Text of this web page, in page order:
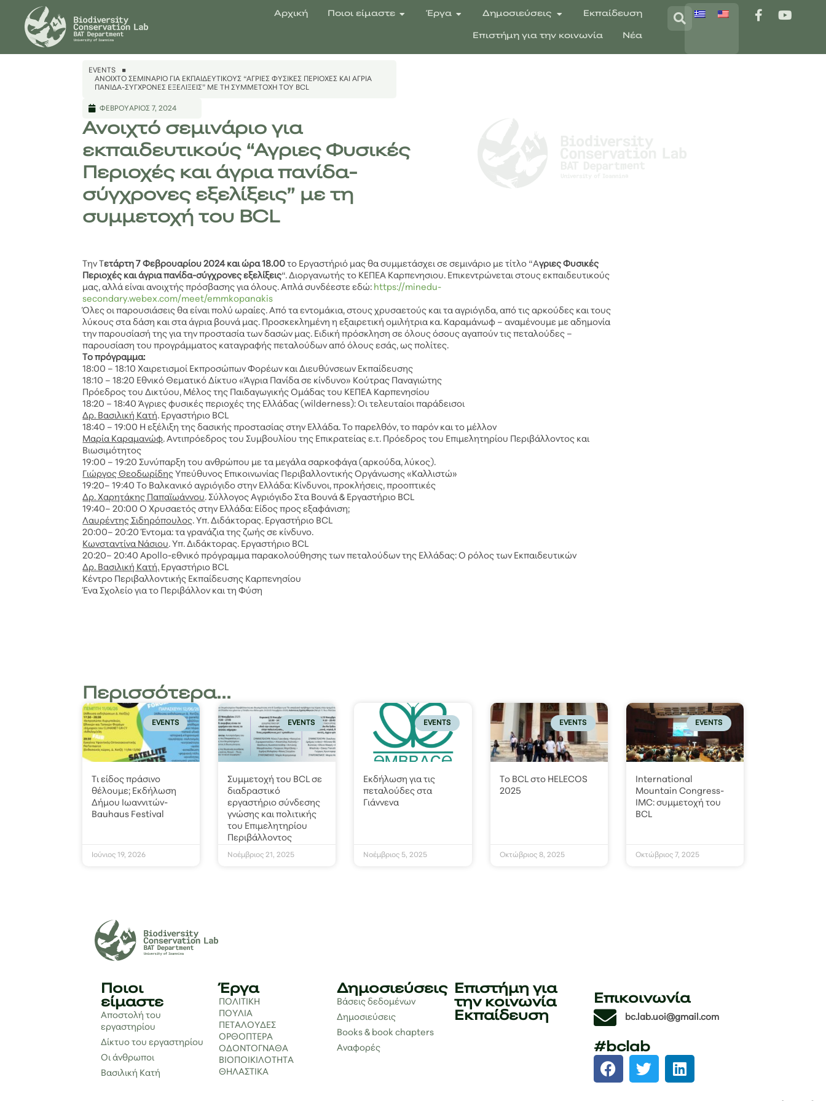
Αρχική Ποιοι είμαστε Έργα Δημοσιεύσεις Εκπαίδευση
Επιστήμη για την κοινωνία Νέα
EVENTS
ΑΝΟΙΧΤΌ ΣΕΜΙΝΆΡΙΟ ΓΙΑ ΕΚΠΑΙΔΕΥΤΙΚΟΎΣ “ΑΓΡΙΕΣ ΦΥΣΙΚΈΣ ΠΕΡΙΟΧΈΣ ΚΑΙ ΆΓΡΙΑ
ΠΑΝΊΔΑ-ΣΎΓΧΡΟΝΕΣ ΕΞΕΛΊΞΕΙΣ” ΜΕ ΤΗ ΣΥΜΜΕΤΟΧΉ ΤΟΥ BCL
ΦΕΒΡΟΥΆΡΙΟΣ 7, 2024
Ανοιχτό σεμινάριο για
εκπαιδευτικούς “Αγριες Φυσικές
Περιοχές και άγρια πανίδα-
σύγχρονες εξελίξεις” με τη
συμμετοχή του BCL
Την Τετάρτη 7 Φεβρουαρίου 2024 και ώρα 18.00 το Εργαστήριό μας θα συμμετάσχει σε σεμινάριο με τίτλο “Αγριες Φυσικές
Περιοχές και άγρια πανίδα-σύγχρονες εξελίξεις“. Διοργανωτής το ΚΕΠΕΑ Καρπενησιου. Επικεντρώνεται στους εκπαιδευτικούς
μας, αλλά είναι ανοιχτής πρόσβασης για όλους. Απλά συνδέεστε εδώ: https://minedu-
secondary.webex.com/meet/emmkopanakis
Όλες οι παρουσιάσεις θα είναι πολύ ωραίες. Από τα εντομάκια, στους χρυσαετούς και τα αγριόγιδα, από τις αρκούδες και τους
λύκους στα δάση και στα άγρια βουνά μας. Προσκεκλημένη η εξαιρετική ομιλήτρια κα. Καραμάνωφ – αναμένουμε με αδημονία
την παρουσίασή της για την προστασία των δασών μας. Ειδική πρόσκληση σε όλους όσους αγαπούν τις πεταλούδες –
παρουσίαση του προγράμματος καταγραφής πεταλούδων από όλους εσάς, ως πολίτες.
Το πρόγραμμα:
18:00 – 18:10 Χαιρετισμοί Εκπροσώπων Φορέων και Διευθύνσεων Εκπαίδευσης
18:10 – 18:20 Εθνικό Θεματικό Δίκτυο «Άγρια Πανίδα σε κίνδυνο» Κούτρας Παναγιώτης
Πρόεδρος του Δικτύου, Μέλος της Παιδαγωγικής Ομάδας του ΚΕΠΕΑ Καρπενησίου
18:20 – 18:40 Άγριες φυσικές περιοχές της Ελλάδας (wilderness): Οι τελευταίοι παράδεισοι
Δρ. Βασιλική Κατή. Εργαστήριο BCL
18:40 – 19:00 Η εξέλιξη της δασικής προστασίας στην Ελλάδα. Το παρελθόν, το παρόν και το μέλλον
Μαρία Καραμανώφ. Αντιπρόεδρος του Συμβουλίου της Επικρατείας ε.τ. Πρόεδρος του Επιμελητηρίου Περιβάλλοντος και
Βιωσιμότητος
19:00 – 19:20 Συνύπαρξη του ανθρώπου με τα μεγάλα σαρκοφάγα (αρκούδα, λύκος).
Γιώργος Θεοδωρίδης Υπεύθυνος Επικοινωνίας Περιβαλλοντικής Οργάνωσης «Καλλιστώ»
19:20– 19:40 Το Βαλκανικό αγριόγιδο στην Ελλάδα: Κίνδυνοι, προκλήσεις, προοπτικές
Δρ. Χαρητάκης Παπαϊωάννου. Σύλλογος Αγριόγιδο Στα Βουνά & Εργαστήριο BCL
19:40– 20:00 Ο Χρυσαετός στην Ελλάδα: Είδος προς εξαφάνιση;
Λαυρέντης Σιδηρόπουλος. Υπ. Διδάκτορας. Εργαστήριο BCL
20:00– 20:20 Έντομα: τα γρανάζια της ζωής σε κίνδυνο.
Κωνσταντίνα Νάσιου. Υπ. Διδάκτορας. Εργαστήριο BCL
20:20– 20:40 Apollo-εθνικό πρόγραμμα παρακολούθησης των πεταλούδων της Ελλάδας: Ο ρόλος των Εκπαιδευτικών
Δρ. Βασιλική Κατή. Εργαστήριο BCL
Κέντρο Περιβαλλοντικής Εκπαίδευσης Καρπενησίου
Ένα Σχολείο για το Περιβάλλον και τη Φύση
Περισσότερα...
EVENTS
Τι είδος πράσινο
θέλουμε; Εκδήλωση
Δήμου Ιωαννιτών-
Bauhaus Festival
Ιούνιος 19, 2026
EVENTS
Συμμετοχή του BCL σε
διαδραστικό
εργαστήριο σύνδεσης
γνώσης και πολιτικής
του Επιμελητηρίου
Περιβάλλοντος
Νοέμβριος 21, 2025
EVENTS
Εκδήλωση για τις
πεταλούδες στα
Γιάννενα
Νοέμβριος 5, 2025
EVENTS
Το BCL στο HELECOS
2025
Οκτώβριος 8, 2025
EVENTS
International
Mountain Congress-
IMC: συμμετοχή του
BCL
Οκτώβριος 7, 2025
Ποιοι
είμαστε
Αποστολή του
εργαστηρίου
Δίκτυο του εργαστηρίου
Οι άνθρωποι
Βασιλική Κατή
Έργα
ΠΟΛΙΤΙΚΗ
ΠΟΥΛΙΑ
ΠΕΤΑΛΟΥΔΕΣ
ΟΡΘΟΠΤΕΡΑ
ΟΔΟΝΤΟΓΝΑΘΑ
ΒΙΟΠΟΙΚΙΛΟΤΗΤΑ
ΘΗΛΑΣΤΙΚΑ
Δημοσιεύσεις
Βάσεις δεδομένων
Δημοσιεύσεις
Books & book chapters
Αναφορές
Επιστήμη για
την κοινωνία
Εκπαίδευση
Επικοινωνία
bc.lab.uoi@gmail.com
#bclab